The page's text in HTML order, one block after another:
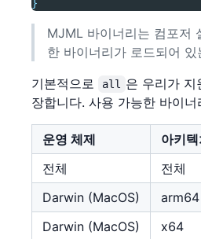
}
MJML 바이너리는 컴포저
한 바이너리가 로드되어
기본적으로
all
은 우리가 지
장합니다. 사용 가능한 바이
운영 체제 아키텍
전체
전체
Darwin (MacOS) arm64
Darwin (MacOS) x64